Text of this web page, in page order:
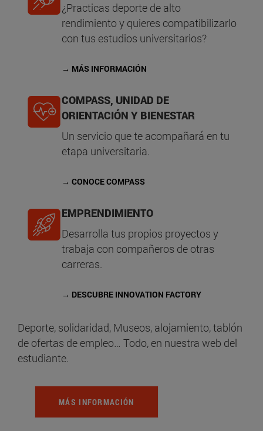
¿Practicas deporte de alto
rendimiento y quieres compatibilizarlo
con tus estudios universitarios?
→ MÁS INFORMACIÓN
COMPASS, UNIDAD DE
ORIENTACIÓN Y BIENESTAR
Un servicio que te acompañará en tu
etapa universitaria.
→ CONOCE COMPASS
EMPRENDIMIENTO
Desarrolla tus propios proyectos y
trabaja con compañeros de otras
carreras.
→ DESCUBRE INNOVATION FACTORY
Deporte, solidaridad, Museos, alojamiento, tablón
de ofertas de empleo… Todo, en nuestra web del
estudiante.
MÁS INFORMACIÓN